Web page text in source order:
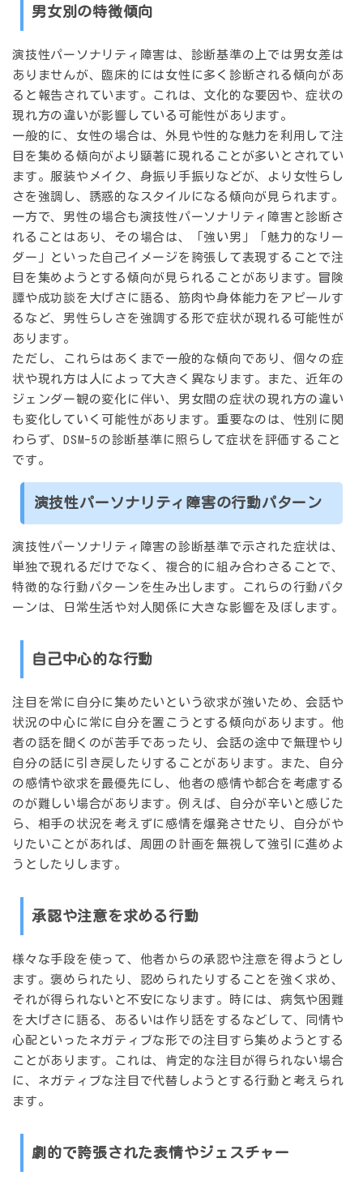
男女別の特徴傾向
演技性パーソナリティ障害は、診断基準の上では男女差は
ありませんが、臨床的には女性に多く診断される傾向があ
ると報告されています。これは、文化的な要因や、症状の
現れ方の違いが影響している可能性があります。
一般的に、女性の場合は、 外見や性的な魅力を利用して注
目を集める 傾向がより顕著に現れることが多いとされてい
ます。服装やメイク、身振り手振りなどが、より女性らし
さを強調し、誘惑的なスタイルになる傾向が見られます。
一方で、男性の場合も演技性パーソナリティ障害と診断さ
れることはあり、その場合は、
「強い男」「魅力的なリー
ダー」といった自己イメージを誇張して表現する ことで注
目を集めようとする傾向が見られることがあります。冒険
譚や成功談を大げさに語る、筋肉や身体能力をアピールす
るなど、男性らしさを強調する形で症状が現れる可能性が
あります。
ただし、これらはあくまで一般的な傾向であり、個々の症
状や現れ方は人によって大きく異なります。また、近年の
ジェンダー観の変化に伴い、男女間の症状の現れ方の違い
も変化していく可能性があります。重要なのは、性別に関
わらず、DSM-5の診断基準に照らして症状を評価すること
です。
演技性パーソナリティ障害の行動パターン
演技性パーソナリティ障害の診断基準で示された症状は、
単独で現れるだけでなく、複合的に組み合わさることで、
特徴的な行動パターンを生み出します。これらの行動パタ
ーンは、日常生活や対人関係に大きな影響を及ぼします。
自己中心的な行動
注目を常に自分に集めたいという欲求が強いため、会話や
状況の中心に常に自分を置こうとする 傾向があります。他
者の話を聞くのが苦手であったり、会話の途中で無理やり
自分の話に引き戻したりすることがあります。また、自分
の感情や欲求を最優先にし、他者の感情や都合を考慮する
のが難しい場合があります。例えば、自分が辛いと感じた
ら、相手の状況を考えずに感情を爆発させたり、自分がや
りたいことがあれば、周囲の計画を無視して強引に進めよ
うとしたりします。
承認や注意を求める行動
様々な手段を使って、他者からの承認や注意を得ようとし
ます。褒められたり、認められたりすることを強く求め、
それが得られないと不安になります。時には、 病気や困難
を大げさに語る、あるいは作り話をする などして、同情や
心配といったネガティブな形での注目すら集めようとする
ことがあります。これは、肯定的な注目が得られない場合
に、ネガティブな注目で代替しようとする行動と考えられ
ます。
劇的で誇張された表情やジェスチャー